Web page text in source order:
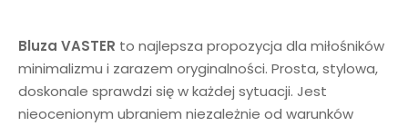
Bluza VASTER to najlepsza propozycja dla miłośników
minimalizmu i zarazem oryginalności. Prosta, stylowa,
doskonale sprawdzi się w każdej sytuacji. Jest
nieocenionym ubraniem niezależnie od warunków